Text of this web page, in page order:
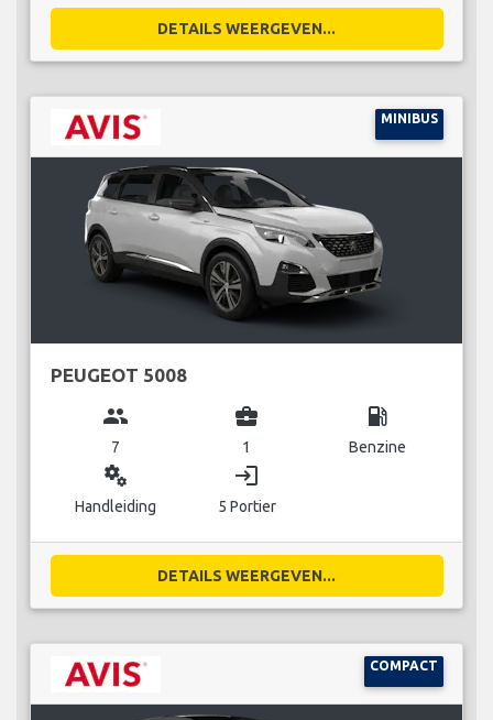
DETAILS WEERGEVEN...
MINIBUS
PEUGEOT 5008
group
7
business_center
1
local_gas_station
Benzine
miscellaneous_services
Handleiding
login
5 Portier
DETAILS WEERGEVEN...
COMPACT